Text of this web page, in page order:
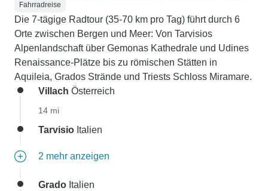
Fahrradreise
Die 7-tägige Radtour (35-70 km pro Tag) führt durch 6
Orte zwischen Bergen und Meer: Von Tarvisios
Alpenlandschaft über Gemonas Kathedrale und Udines
Renaissance-Plätze bis zu römischen Stätten in
Aquileia, Grados Strände und Triests Schloss Miramare.
Villach Österreich
14 mi
Tarvisio Italien
2 mehr anzeigen
Grado Italien